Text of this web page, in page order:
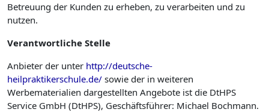
Betreuung der Kunden zu erheben, zu verarbeiten und zu
nutzen.
Verantwortliche Stelle
Anbieter der unter http://deutsche-
heilpraktikerschule.de/ sowie der in weiteren
Werbematerialien dargestellten Angebote ist die DtHPS
Service GmbH (DtHPS), Geschäftsführer: Michael Bochmann.